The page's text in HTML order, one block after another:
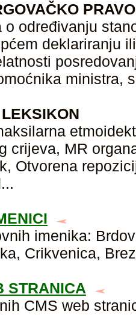
PRAVO
o određivanju
deklariranju
ministra,
crijeva, MR
Otvorena
...
imenika:
Crikvenica,
STRANICA
CMS web